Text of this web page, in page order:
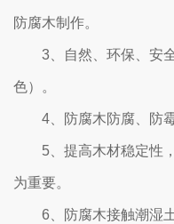
防腐木制作。
3、自然、环保、安
色）。
4、防腐木防腐、防
5、提高木材稳定性
为重要。
6、防腐木接触潮湿